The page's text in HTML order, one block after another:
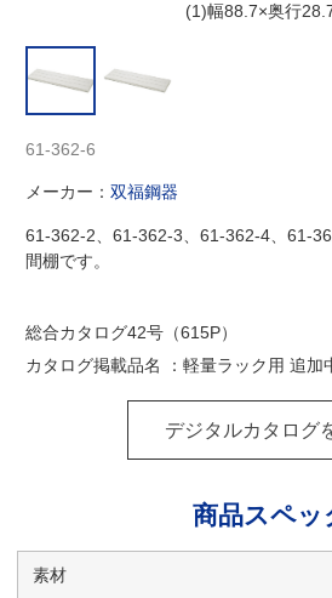
(1)幅88.7×奥行
61-362-6
メーカー：双福鋼器
61-362-2、61-362-3、61-362-4、61-
間棚です。
総合カタログ42号（615P）
カタログ掲載品名 ：軽量ラック用 追加
デジタルカタログ
商品スペッ
素材